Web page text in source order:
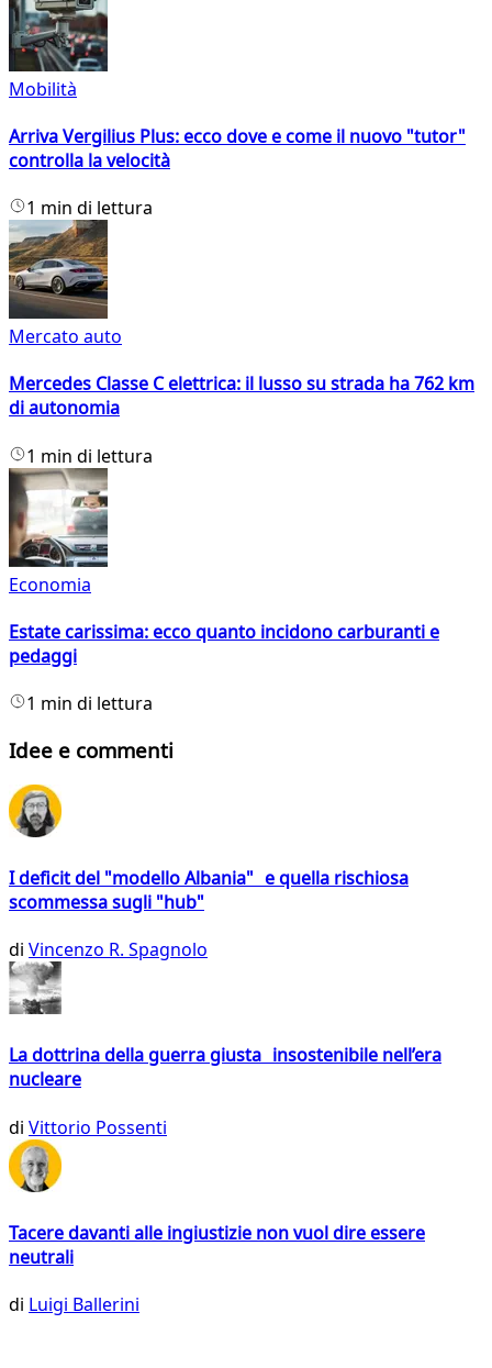
Mobilità
Arriva Vergilius Plus: ecco dove e come il nuovo "tutor"
controlla la velocità
1 min di lettura
Mercato auto
Mercedes Classe C elettrica: il lusso su strada ha 762 km
di autonomia
1 min di lettura
Economia
Estate carissima: ecco quanto incidono carburanti e
pedaggi
1 min di lettura
Idee e commenti
I deficit del "modello Albania" e quella rischiosa
scommessa sugli "hub"
di Vincenzo R. Spagnolo
La dottrina della guerra giusta insostenibile nell’era
nucleare
di Vittorio Possenti
Tacere davanti alle ingiustizie non vuol dire essere
neutrali
di Luigi Ballerini